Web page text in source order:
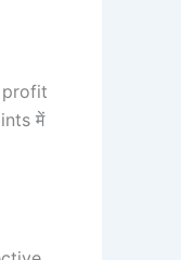
profit
में